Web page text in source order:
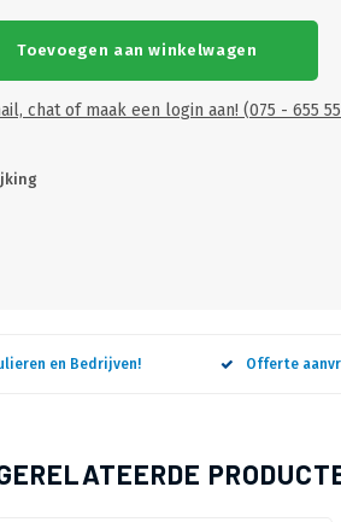
Toevoegen aan winkelwagen
chat of maak een login aan! (075 - 655
en Bedrijven! Offerte